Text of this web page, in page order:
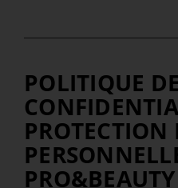
POLITIQUE DE
PROTECTION
PRO&BEAUTY